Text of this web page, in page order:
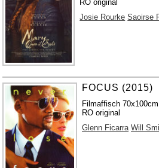
RO original
Josie Rourke Saoirse
FOCUS (2015)
Filmaffisch
RO original
Glenn Ficarra Will